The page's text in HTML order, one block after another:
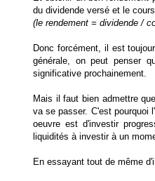
du dividende versé et le
(le rendement = dividende /
Donc forcément, il est
générale, on peut penser
significative prochainement.
Mais il faut bien admettre
va se passer. C'est pourquoi
oeuvre est d'investir
liquidités à investir à un
En essayant tout de même